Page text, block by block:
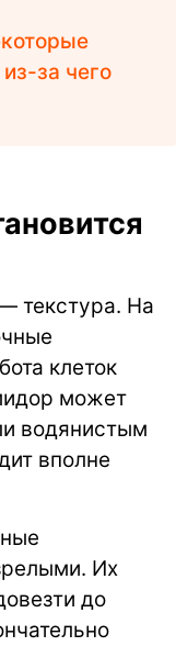
за чего
текстура. На
клеток
может
водянистым
вполне
Их
до